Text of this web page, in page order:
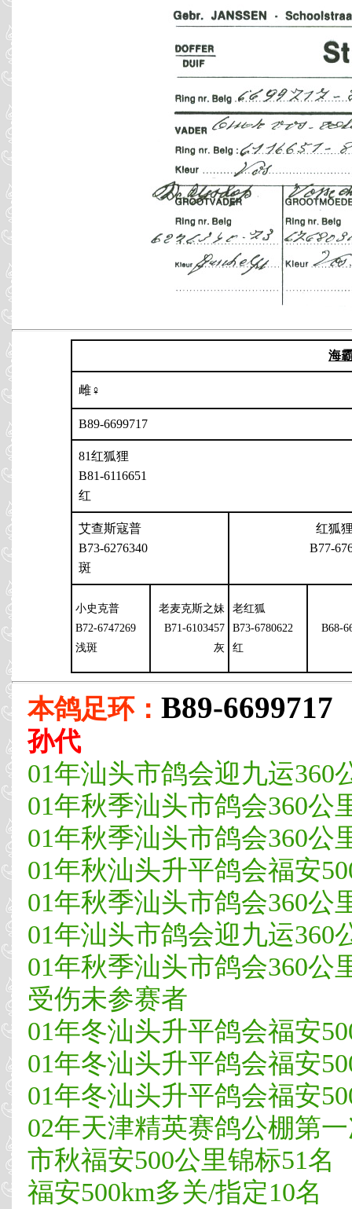
海
雌♀
B89-6699717
81红狐狸
B81-6116651
红
艾查斯寇普
B73-6276340
斑
红狐
B77-
小史克普
B72-6747269
浅斑
老麦克斯之妹
B71-6103457
灰
老红狐
B73-6780622
红
B68-
本鸽足环： B89-6699717
孙代
01年汕头市鸽会迎九运360
01年秋季汕头市鸽会360公
01年秋季汕头市鸽会360公
01年秋汕头升平鸽会福安
01年秋季汕头市鸽会360公
01年汕头市鸽会迎九运360
01年秋季汕头市鸽会360公
受伤未参赛者
01年冬汕头升平鸽会福安
01年冬汕头升平鸽会福安
01年冬汕头升平鸽会福安
02年天津精英赛鸽公棚第
市秋福安500公里锦标51名
福安500km多关/指定10名